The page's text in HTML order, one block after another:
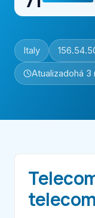
Italy
Atualizadohá 3